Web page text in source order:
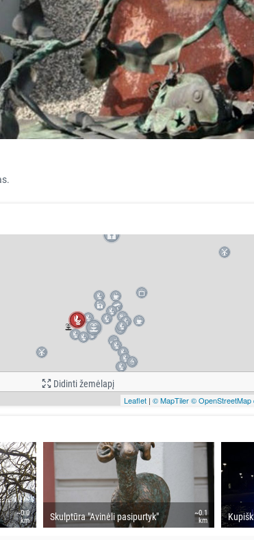
Leaflet | © MapTiler© OpenStreetMap
Didinti žemėlapį
~0.0
km
Skulptūra "Avinėli pasipurtyk"
~0.1
km